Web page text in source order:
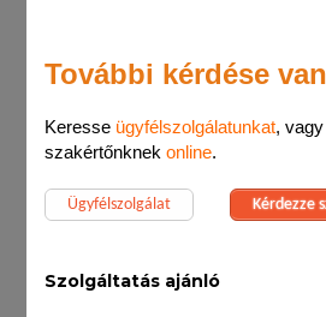
További kérdése
Keresse ügyfélszolgálatunkat,
szakértőnknekonline.
Ügyfélszolgálat Kérdezze
Szolgáltatás ajánló